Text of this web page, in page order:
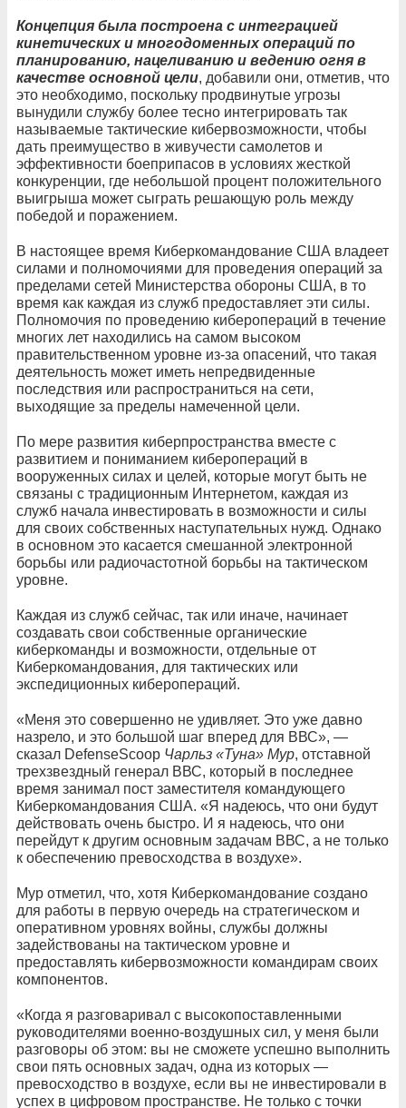
Концепция была построена с интеграцией
кинетических и многодоменных операций по
планированию, нацеливанию и ведению огня в
качестве основной цели, добавили они, отметив, что
это необходимо, поскольку продвинутые угрозы
вынудили службу более тесно интегрировать так
называемые тактические кибервозможности, чтобы
дать преимущество в живучести самолетов и
эффективности боеприпасов в условиях жесткой
конкуренции, где небольшой процент положительного
выигрыша может сыграть решающую роль между
победой и поражением.
В настоящее время Киберкомандование США владеет
силами и полномочиями для проведения операций за
пределами сетей Министерства обороны США, в то
время как каждая из служб предоставляет эти силы.
Полномочия по проведению киберопераций в течение
многих лет находились на самом высоком
правительственном уровне из-за опасений, что такая
деятельность может иметь непредвиденные
последствия или распространиться на сети,
выходящие за пределы намеченной цели.
По мере развития киберпространства вместе с
развитием и пониманием киберопераций в
вооруженных силах и целей, которые могут быть не
связаны с традиционным Интернетом, каждая из
служб начала инвестировать в возможности и силы
для своих собственных наступательных нужд. Однако
в основном это касается смешанной электронной
борьбы или радиочастотной борьбы на тактическом
уровне.
Каждая из служб сейчас, так или иначе, начинает
создавать свои собственные органические
киберкоманды и возможности, отдельные от
Киберкомандования, для тактических или
экспедиционных киберопераций.
«Меня это совершенно не удивляет. Это уже давно
назрело, и это большой шаг вперед для ВВС», —
сказал DefenseScoop Чарльз «Туна» Мур, отставной
трехзвездный генерал ВВС, который в последнее
время занимал пост заместителя командующего
Киберкомандования США. «Я надеюсь, что они будут
действовать очень быстро. И я надеюсь, что они
перейдут к другим основным задачам ВВС, а не только
к обеспечению превосходства в воздухе».
Мур отметил, что, хотя Киберкомандование создано
для работы в первую очередь на стратегическом и
оперативном уровнях войны, службы должны
задействованы на тактическом уровне и
предоставлять кибервозможности командирам своих
компонентов.
«Когда я разговаривал с высокопоставленными
руководителями военно-воздушных сил, у меня были
разговоры об этом: вы не сможете успешно выполнить
свои пять основных задач, одна из которых —
превосходство в воздухе, если вы не инвестировали в
успех в цифровом пространстве. Не только с точки